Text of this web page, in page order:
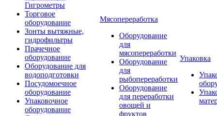
Гигрометры
Торговое
оборудование
Зонты вытяжные,
гидрофильтры
Прачечное
оборудование
Оборудование для
водоподготовки
Посудомоечное
оборудование
Упаковочное
оборудование
Мясопереработка
Оборудование
для
мясопереработки
Оборудование
для
рыбопереработки
Оборудование
для переработки
овощей и
фруктов
Упаковка